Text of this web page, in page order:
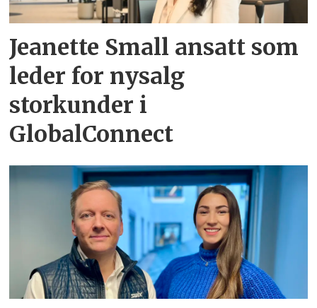
Jeanette Small ansatt som
leder for nysalg
storkunder i
GlobalConnect